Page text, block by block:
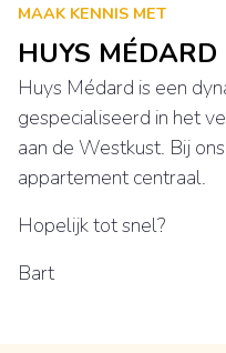
MAAK KENNIS MET
HUYS MÉDARD
Huys Médard is een
gespecialiseerd in het
aan de Westkust. Bij
appartement centraal.
Hopelijk tot snel?
Bart